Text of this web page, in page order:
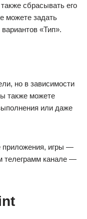
сбрасывать его
можете задать
«Тип».
но в зависимости
также можете
или даже
игры —
канале —